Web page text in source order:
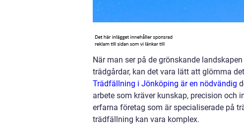
När man ser på de grönskande
trädgårdar, kan det vara lätt att glömma
Trädfällning i Jönköping är en nödvändig
arbete som kräver kunskap, precision och
erfarna företag som är specialiserade på
trädfällning kan vara komplex.